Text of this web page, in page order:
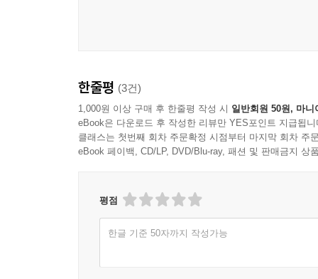
한줄평 (3건)
1,000원 이상 구매 후 한줄평 작성 시 일반회원 50원, 마니
eBook은 다운로드 후 작성한 리뷰만 YES포인트 지급됩니
클래스는 첫번째 회차 주문확정 시점부터 마지막 회차 주
eBook 페이백, CD/LP, DVD/Blu-ray, 패션 및 판매금지 상
평점
한글 기준 50자까지 작성가능